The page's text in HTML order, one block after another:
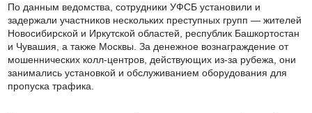
По данным ведомства, сотрудники УФСБ установили и
задержали участников нескольких преступных групп — жителей
Новосибирской и Иркутской областей, республик Башкортостан
и Чувашия, а также Москвы. За денежное вознаграждение от
мошеннических колл-центров, действующих из-за рубежа, они
занимались установкой и обслуживанием оборудования для
пропуска трафика.